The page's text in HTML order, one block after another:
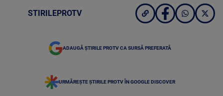
STIRILEPROTV
ADAUGĂ ȘTIRILE PROTV CA SURSĂ PREFERATĂ
URMĂREȘTE ȘTIRILE PROTV ÎN GOOGLE DISCOVER